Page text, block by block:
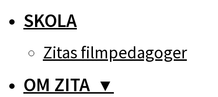
SKOLA
Zitas filmpedagoger
OM ZITA ▼